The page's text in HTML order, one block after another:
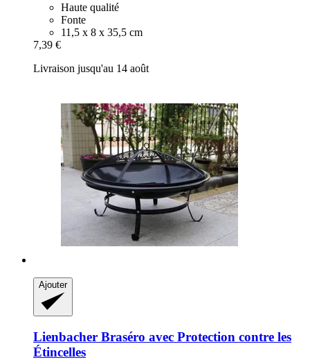
Haute qualité
Fonte
11,5 x 8 x 35,5 cm
7,39 €
Livraison jusqu'au 14 août
Ajouter
Lienbacher Braséro avec Protection contre les
Étincelles